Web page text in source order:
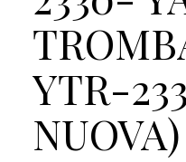
YTR-
NUOVA)